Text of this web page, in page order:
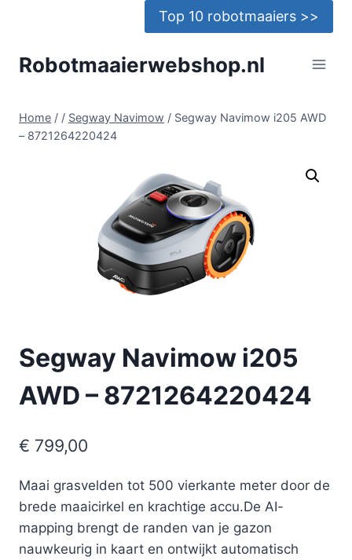
Top 10 robotmaaiers >>
Robotmaaierwebshop.nl
Home / / Segway Navimow / Segway Navimow i205 AWD
– 8721264220424
Segway Navimow i205
AWD – 8721264220424
€ 799,00
Maai grasvelden tot 500 vierkante meter door de
brede maaicirkel en krachtige accu.De AI-
mapping brengt de randen van je gazon
nauwkeurig in kaart en ontwijkt automatisch